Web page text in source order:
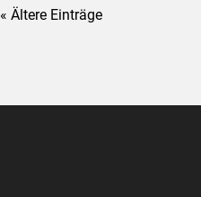
« Ältere Einträge